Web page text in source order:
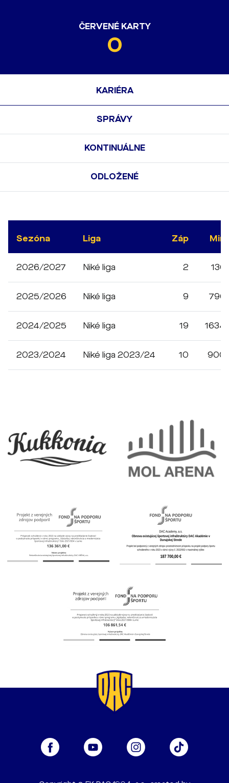
ČERVENÉ KARTY
0
KARIÉRA
SPRÁVY
KONTINUÁLNE
ODLOŽENÉ
Sezóna Liga Záp Min
2026/2027 Niké liga 2 136
2025/2026 Niké liga 9 796
2024/2025 Niké liga 19 1634
2023/2024 Niké liga 2023/24 10 900